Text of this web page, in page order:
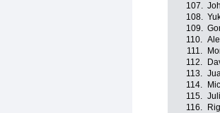
107.
108.
109.
110.
111.
112.
113.
114.
115.
116.